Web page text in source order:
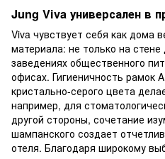
Jung Viva универсален в
Viva чувствует себя как дома
материала: не только на
заведениях общественного
офисах. Гигиеничность рамок
кристально-серого цвета
например, для
другой стороны, сочетание
шампанского создает
отеля. Благодаря широкому